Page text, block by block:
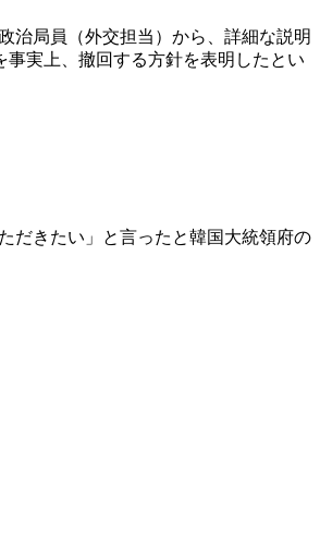
治局員（外交担当）から、詳細な説明
実上、撤回する方針を表明したとい
だきたい」と言ったと韓国大統領府の